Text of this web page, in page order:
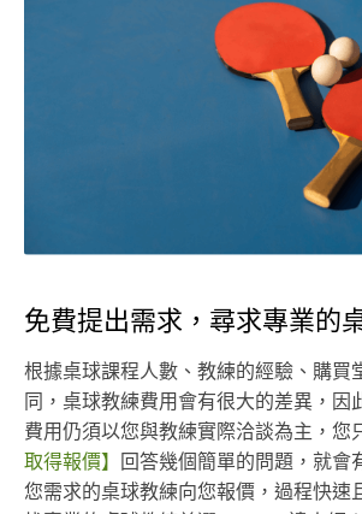
免費提出需求，尋求專業的
根據桌球課程人數、教練的經驗、購買
同，桌球教練費用會有很大的差異，因
費用仍須以您與教練實際洽談為主，您
取得報價】
回答幾個簡單的問題，就會
您需求的桌球教練向您報價，過程快速